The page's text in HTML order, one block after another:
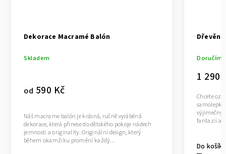
Dekorace Macramé Balón
Skladem
od 590 Kč
Náš macrame balón je krásná, ručně vyráběná
dekorace, která přinese do dětského pokoje nádech
jemnosti a originality. Originální design, který
během okamžiku promění každý...
1 290
Do košíku
Chcete
fantazii a